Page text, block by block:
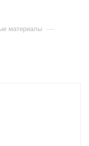
материалы —